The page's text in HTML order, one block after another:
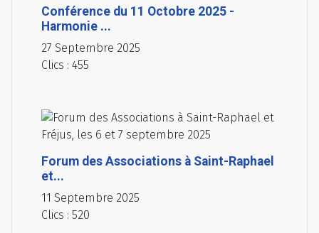
Conférence du 11 Octobre 2025 -
Harmonie ...
27 Septembre 2025
Clics : 455
Forum des Associations à Saint-Raphael
et...
11 Septembre 2025
Clics : 520